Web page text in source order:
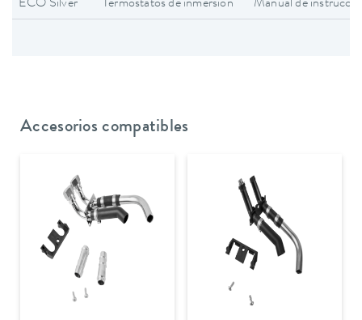
ECO Silver Termostatos de inmersión Manual de
Accesorios compatibles